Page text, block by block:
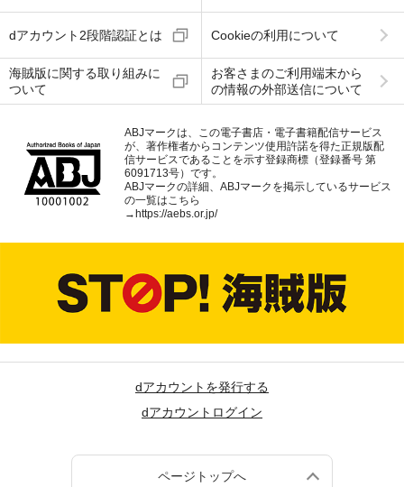
dアカウント2段階認証とは Cookieの利用について
海賊版に関する取り組みに
ついて
お客さまのご利用端末から
の情報の外部送信について
ABJマークは、この電子書店・電子書籍配信サービス
が、著作権者からコンテンツ使用許諾を得た正規版配
信サービスであることを示す登録商標（登録番号 第
6091713号）です。
ABJマークの詳細、ABJマークを掲示しているサービス
の一覧はこちら
→ https://aebs.or.jp/
dアカウントを発行する
dアカウントログイン
ページトップへ